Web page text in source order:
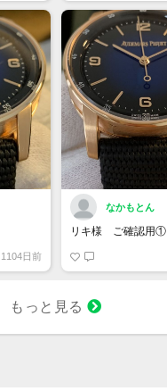
1104日前
なかもとん
リキ様 ご確認用①
もっと見る